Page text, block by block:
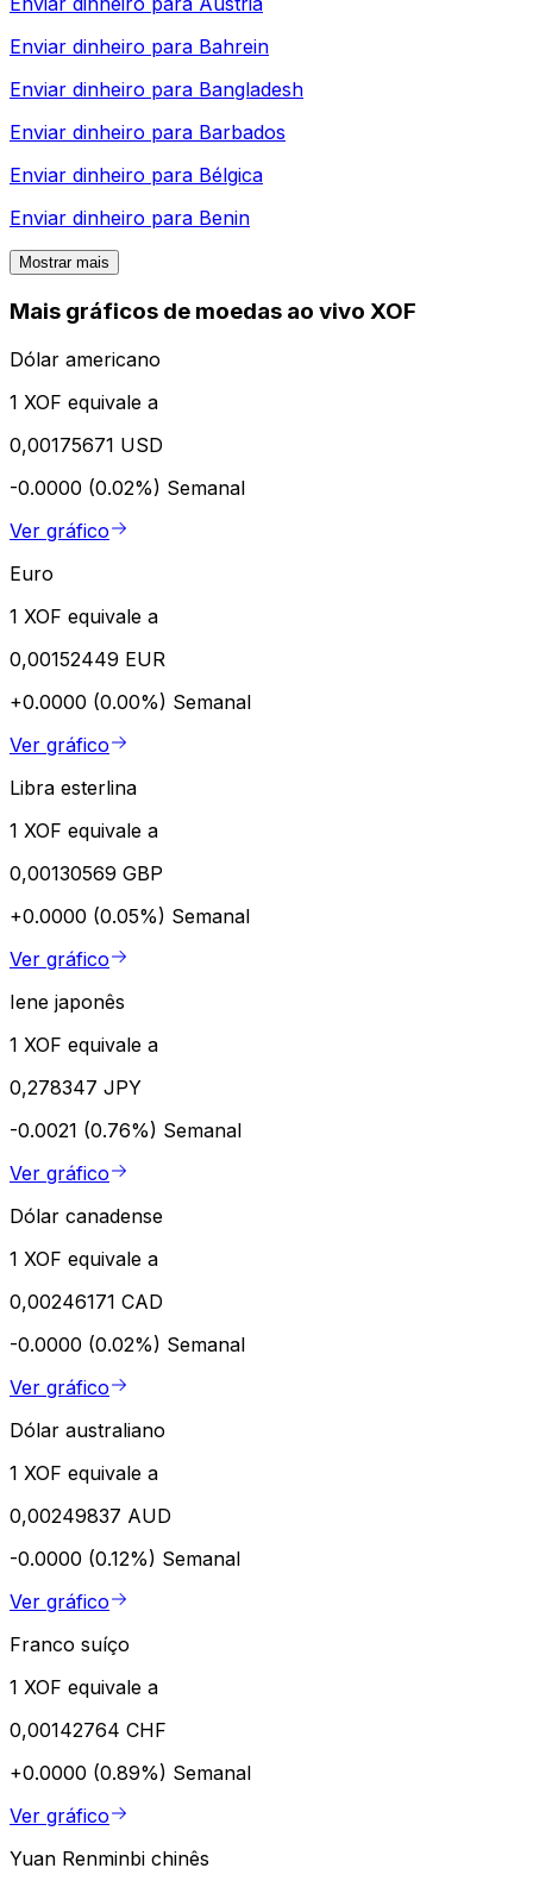
Enviar dinheiro para Bahrein
Enviar dinheiro para Bangladesh
Enviar dinheiro para Barbados
Enviar dinheiro para Bélgica
Enviar dinheiro para Benin
Mostrar mais
Mais gráficos de moedas ao vivo XOF
Dólar americano
1 XOF equivale a
0,00175671 USD
-0.0000 (0.02%) Semanal
Ver gráfico
Euro
1 XOF equivale a
0,00152449 EUR
+0.0000 (0.00%) Semanal
Ver gráfico
Libra esterlina
1 XOF equivale a
0,00130569 GBP
+0.0000 (0.05%) Semanal
Ver gráfico
Iene japonês
1 XOF equivale a
0,278347 JPY
-0.0021 (0.76%) Semanal
Ver gráfico
Dólar canadense
1 XOF equivale a
0,00246171 CAD
-0.0000 (0.02%) Semanal
Ver gráfico
Dólar australiano
1 XOF equivale a
0,00249837 AUD
-0.0000 (0.12%) Semanal
Ver gráfico
Franco suíço
1 XOF equivale a
0,00142764 CHF
+0.0000 (0.89%) Semanal
Ver gráfico
Yuan Renminbi chinês